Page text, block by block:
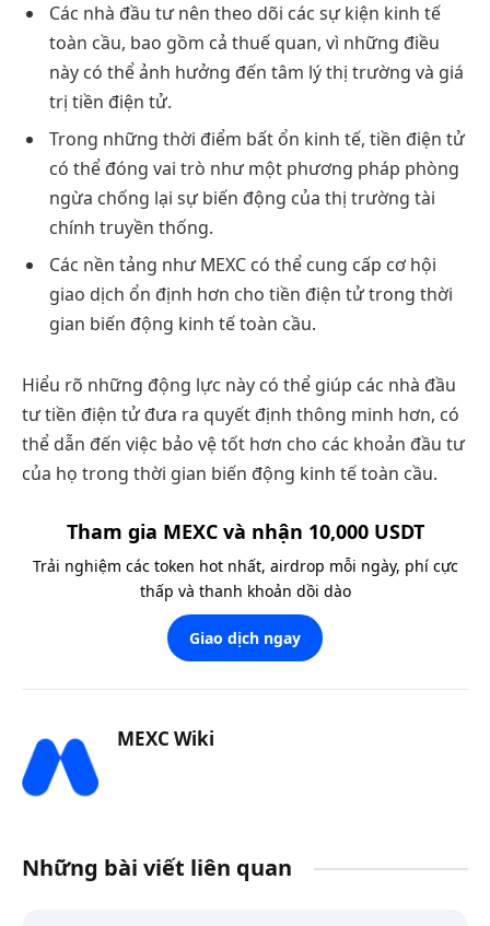
Các nhà đầu tư nên theo dõi các sự kiện kinh tế
toàn cầu, bao gồm cả thuế quan, vì những điều
này có thể ảnh hưởng đến tâm lý thị trường và giá
trị tiền điện tử.
Trong những thời điểm bất ổn kinh tế, tiền điện tử
có thể đóng vai trò như một phương pháp phòng
ngừa chống lại sự biến động của thị trường tài
chính truyền thống.
Các nền tảng như MEXC có thể cung cấp cơ hội
giao dịch ổn định hơn cho tiền điện tử trong thời
gian biến động kinh tế toàn cầu.
Hiểu rõ những động lực này có thể giúp các nhà đầu
tư tiền điện tử đưa ra quyết định thông minh hơn, có
thể dẫn đến việc bảo vệ tốt hơn cho các khoản đầu tư
của họ trong thời gian biến động kinh tế toàn cầu.
Tham gia MEXC và nhận 10,000 USDT
Trải nghiệm các token hot nhất, airdrop mỗi ngày, phí cực
thấp và thanh khoản dồi dào
Giao dịch ngay
MEXC Wiki
Những bài viết liên quan